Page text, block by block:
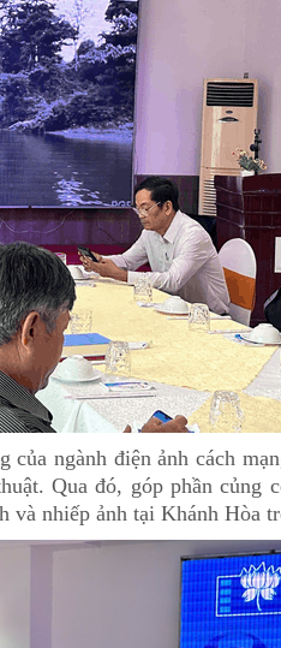
ngành điện ảnh cách
Qua đó, góp phần củng
và nhiếp ảnh tại Khánh Hòa